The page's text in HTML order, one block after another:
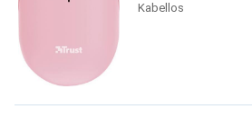
Kabellos